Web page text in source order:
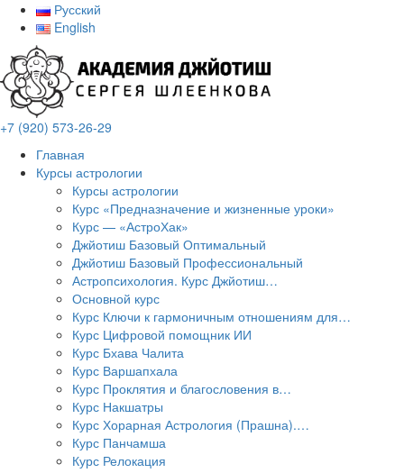
Русский
English
+7 (920) 573-26-29
Главная
Курсы астрологии
Курсы астрологии
Курс «Предназначение и жизненные уроки»
Курс — «АстроХак»
Джйотиш Базовый Оптимальный
Джйотиш Базовый Профессиональный
Астропсихология. Курс Джйотиш…
Основной курс
Курс Ключи к гармоничным отношениям для…
Курс Цифровой помощник ИИ
Курс Бхава Чалита
Курс Варшапхала
Курс Проклятия и благословения в…
Курс Накшатры
Курс Хорарная Астрология (Прашна).…
Курс Панчамша
Курс Релокация